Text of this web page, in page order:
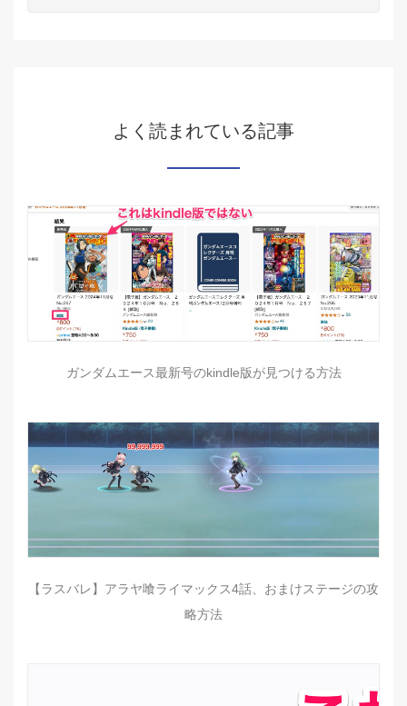
よく読まれている記事
ガンダムエース最新号のkindle版が見つける方法
【ラスバレ】アラヤ喰ライマックス4話、おまけステージの攻
略方法